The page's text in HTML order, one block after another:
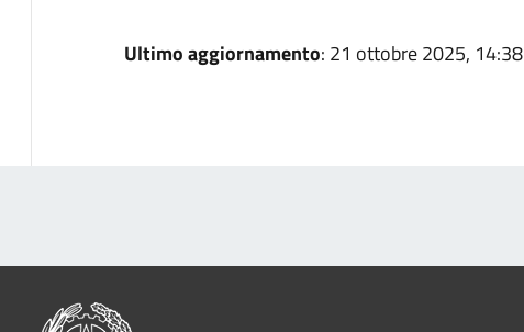
Ultimo aggiornamento: 21 ottobre 2025, 14:38